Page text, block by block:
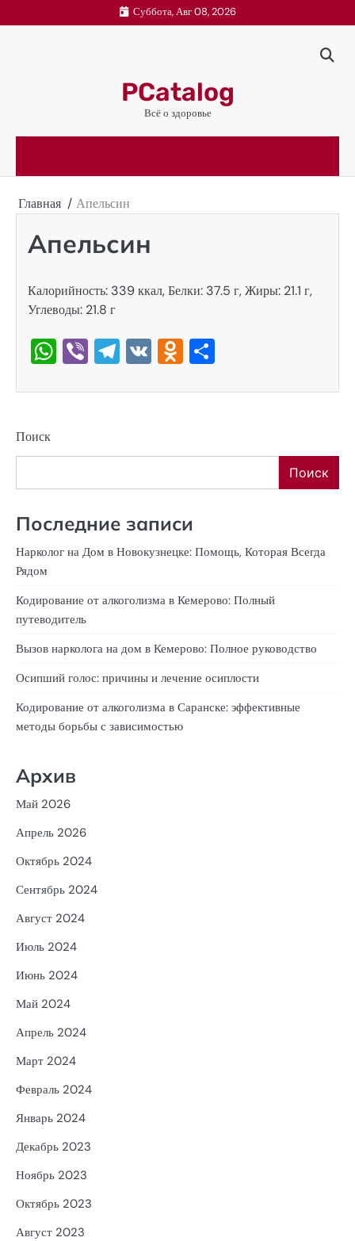
к
Суббота, Авг 08, 2026
PCatalog
Всё о здоровье
Главная Апельсин
Апельсин
Калорийность: 339 ккал, Белки: 37.5 г, Жиры: 21.1 г,
Углеводы: 21.8 г
WhatsApp
ViberTelegram
VKOdnoklassniki
Поиск
Поиск
Последние записи
Нарколог на Дом в Новокузнецке: Помощь, Которая Всегда
Рядом
Кодирование от алкоголизма в Кемерово: Полный
путеводитель
Вызов нарколога на дом в Кемерово: Полное руководство
Осипший голос: причины и лечение осиплости
Кодирование от алкоголизма в Саранске: эффективные
методы борьбы с зависимостью
Архив
Май 2026
Апрель 2026
Октябрь 2024
Сентябрь 2024
Август 2024
Июль 2024
Июнь 2024
Май 2024
Апрель 2024
Март 2024
Февраль 2024
Январь 2024
Декабрь 2023
Ноябрь 2023
Октябрь 2023
Август 2023